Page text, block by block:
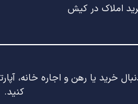
املاک در کیش
خرید یا رهن و اجاره خانه،
کنید.